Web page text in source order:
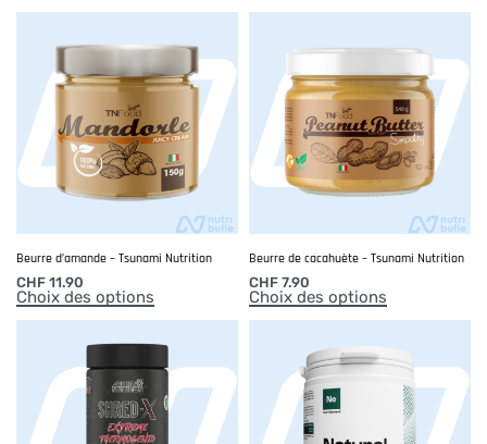
Beurre d’amande – Tsunami Nutrition
CHF 11.90
Choix des options
Beurre de cacahuète – Tsunami Nutrition
CHF 7.90
Choix des options